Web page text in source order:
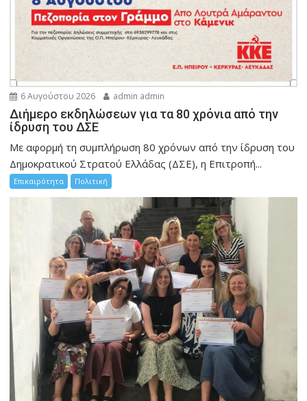
6 Αυγούστου 2026 admin admin
Διήμερο εκδηλώσεων για τα 80 χρόνια από την
ίδρυση του ΔΣΕ
Με αφορμή τη συμπλήρωση 80 χρόνων από την ίδρυση του
Δημοκρατικού Στρατού Ελλάδας (ΔΣΕ), η Επιτροπή...
Επικαιρότητα Πολιτική